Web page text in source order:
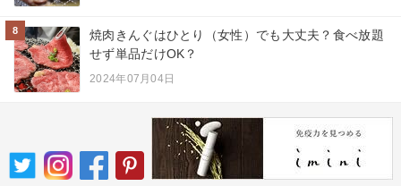
8
焼肉きんぐはひとり（女性）でも大丈夫？食べ放題
せず単品だけOK？
2024年07月04日